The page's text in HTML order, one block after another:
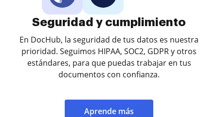
Seguridad y cumplimiento
En DocHub, la seguridad de tus datos es nuestra
prioridad. Seguimos HIPAA, SOC2, GDPR y otros
estándares, para que puedas trabajar en tus
documentos con confianza.
Aprende más